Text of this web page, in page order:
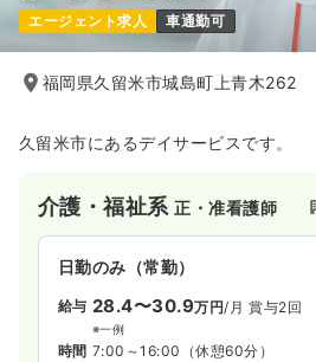
日勤のみ（常勤）
給与 18.8〜23.9万円/月 賞与4ヶ月
※一例
4週8休以上
月給23万円以上可
2交代（常勤）
22.8〜27.9
※一例
エージェント求人 車通勤可
福岡県久留米市城島町上青木262
久留米市にあるデイサービスです。
介護・福祉系正・准看護師
日勤のみ（常勤）
給与 28.4〜30.9万円/月 賞与2回
※一例
時間 7:00～16:00 （休憩60分）